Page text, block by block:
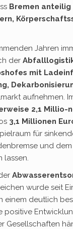
Bremen
Jahren
der
mit
aufnehmen.
2,1 Millio-
3,1 Millionen
für
und dem
lassen.
wurde seit
einem deutlich
positive
Gesellschaften